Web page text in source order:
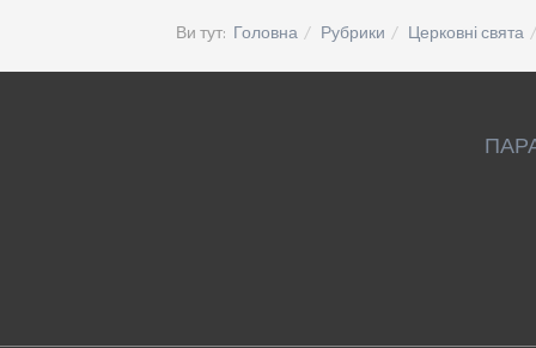
Ви тут: Головна Рубрики Церковні свята